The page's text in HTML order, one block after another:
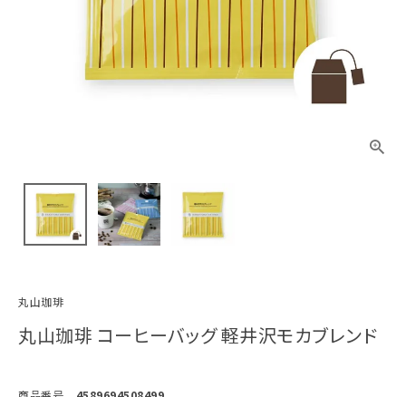
丸山珈琲
丸山珈琲 コーヒーバッグ 軽井沢モカブレンド